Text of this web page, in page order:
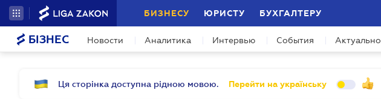
БИЗНЕСУ ЮРИСТУ БУХГАЛТЕРУ
БІЗНЕС Новости Аналитика Интервью События Актуально
Ця сторінка доступна рідною мовою. Перейти на українську